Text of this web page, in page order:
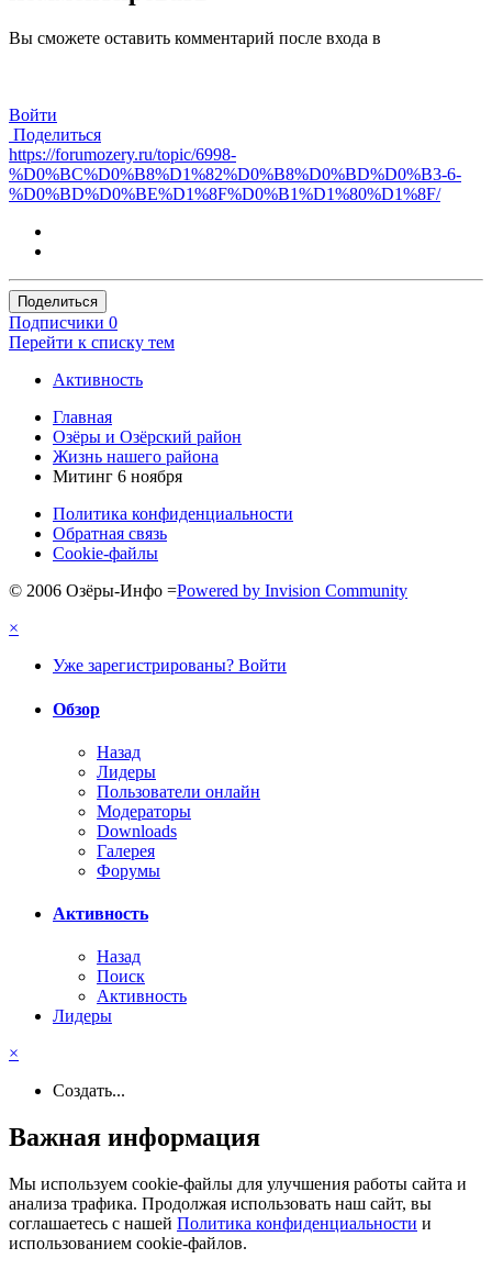
Вы сможете оставить комментарий после входа в
Войти
Поделиться
https://forumozery.ru/topic/6998-
%D0%BC%D0%B8%D1%82%D0%B8%D0%BD%D0%B3-6-
%D0%BD%D0%BE%D1%8F%D0%B1%D1%80%D1%8F/
Поделиться
Подписчики 0
Перейти к списку тем
Активность
Главная
Озёры и Озёрский район
Жизнь нашего района
Митинг 6 ноября
Политика конфиденциальности
Обратная связь
Cookie-файлы
© 2006 Озёры-Инфо =Powered by Invision Community
×
Уже зарегистрированы? Войти
Обзор
Назад
Лидеры
Пользователи онлайн
Модераторы
Downloads
Галерея
Форумы
Активность
Назад
Поиск
Активность
Лидеры
×
Создать...
Важная информация
Мы используем cookie-файлы для улучшения работы сайта и
анализа трафика. Продолжая использовать наш сайт, вы
соглашаетесь с нашей Политика конфиденциальности и
использованием cookie-файлов.